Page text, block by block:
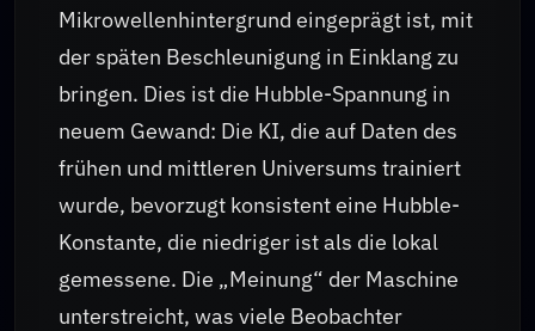
Mikrowellenhintergrund eingeprägt ist, mit
der späten Beschleunigung in Einklang zu
bringen. Dies ist die Hubble-Spannung in
neuem Gewand: Die KI, die auf Daten des
frühen und mittleren Universums trainiert
wurde, bevorzugt konsistent eine Hubble-
Konstante, die niedriger ist als die lokal
gemessene. Die „Meinung“ der Maschine
unterstreicht, was viele Beobachter